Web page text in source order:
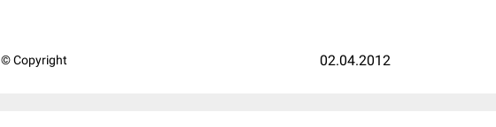
© Copyright 02.04.2012